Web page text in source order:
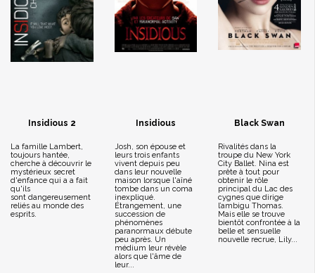
Insidious 2
La famille Lambert,
toujours hantée,
cherche à découvrir le
mystérieux secret
d'enfance qui a a fait
qu'ils
sont dangereusement
reliés au monde des
esprits.
Insidious
Josh, son épouse et
leurs trois enfants
vivent depuis peu
dans leur nouvelle
maison lorsque l'aîné
tombe dans un coma
inexpliqué.
Étrangement, une
succession de
phénomènes
paranormaux débute
peu après. Un
médium leur révèle
alors que l'âme de
leur...
Black Swan
Rivalités dans la
troupe du New York
City Ballet. Nina est
prête à tout pour
obtenir le rôle
principal du Lac des
cygnes que dirige
l’ambigu Thomas.
Mais elle se trouve
bientôt confrontée à la
belle et sensuelle
nouvelle recrue, Lily...